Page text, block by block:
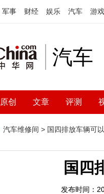
军事 财经 娱乐 汽车 游戏
汽车
原创 文章 评测
汽车维修间 > 国四排放车辆可
国四
发布时间：